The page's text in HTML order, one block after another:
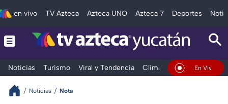
en vivo TV Azteca Azteca UNO Azteca 7 Deportes
Noticias Turismo Viral y Tendencia Clima DeportesEn Vivo
Noticias Nota